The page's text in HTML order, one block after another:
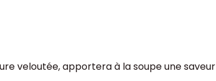
veloutée, apportera à la soupe une saveur